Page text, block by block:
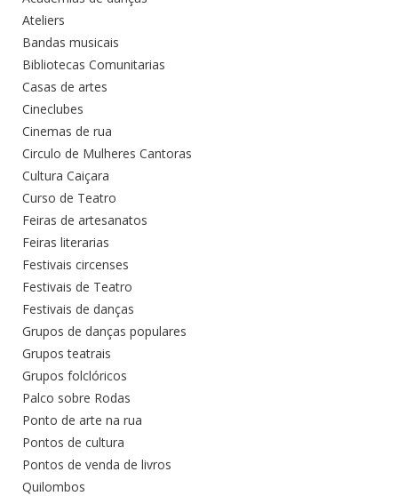
Ateliers
Bandas musicais
Bibliotecas Comunitarias
Casas de artes
Cineclubes
Cinemas de rua
Circulo de Mulheres Cantoras
Cultura Caiçara
Curso de Teatro
Feiras de artesanatos
Feiras literarias
Festivais circenses
Festivais de Teatro
Festivais de danças
Grupos de danças populares
Grupos teatrais
Grupos folclóricos
Palco sobre Rodas
Ponto de arte na rua
Pontos de cultura
Pontos de venda de livros
Quilombos